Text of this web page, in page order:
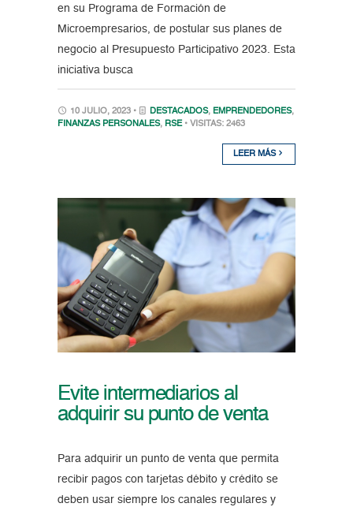
en su Programa de Formación de
Microempresarios, de postular sus planes de
negocio al Presupuesto Participativo 2023. Esta
iniciativa busca
10 JULIO, 2023 • DESTACADOS, EMPRENDEDORES,
FINANZAS PERSONALES, RSE • VISITAS: 2463
LEER MÁS
Evite intermediarios al
adquirir su punto de venta
Para adquirir un punto de venta que permita
recibir pagos con tarjetas débito y crédito se
deben usar siempre los canales regulares y